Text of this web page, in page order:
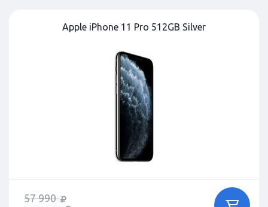
Apple iPhone 11 Pro 512GB Silver
57 990